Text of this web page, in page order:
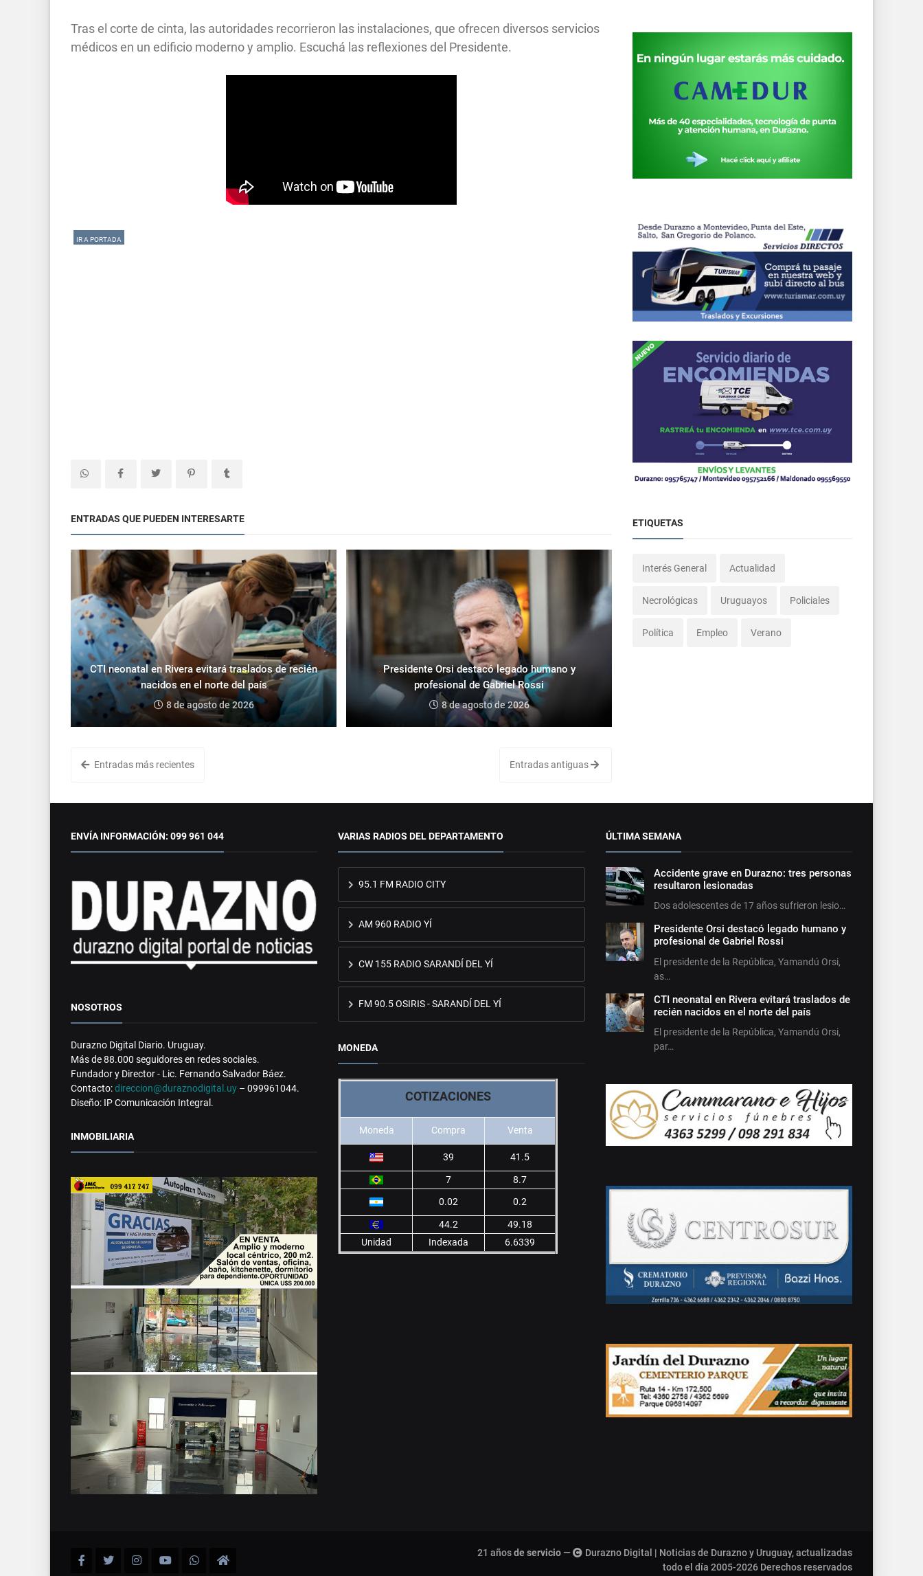
Tras el corte de cinta, las autoridades recorrieron las instalaciones, que ofrecen diversos servicios
médicos en un edificio moderno y amplio. Escuchá las reflexiones del Presidente.
IR A PORTADA
ENTRADAS QUE PUEDEN INTERESARTE
CTI neonatal en Rivera evitará traslados de recién
nacidos en el norte del país
8 de agosto de 2026
Presidente Orsi destacó legado humano y
profesional de Gabriel Rossi
8 de agosto de 2026
Entradas más recientes Entradas antiguas
ETIQUETAS
Interés General Actualidad
Necrológicas Uruguayos Policiales
Política Empleo Verano
ENVÍA INFORMACIÓN: 099 961 044
NOSOTROS
Durazno Digital Diario. Uruguay.
Más de 88.000 seguidores en redes sociales.
Fundador y Director - Lic. Fernando Salvador Báez.
Contacto:direccion@duraznodigital.uy – 099961044.
Diseño: IP Comunicación Integral.
INMOBILIARIA
VARIAS RADIOS DEL DEPARTAMENTO
95.1 FM RADIO CITY
AM 960 RADIO YÍ
CW 155 RADIO SARANDÍ DEL YÍ
FM 90.5 OSIRIS - SARANDÍ DEL YÍ
MONEDA
COTIZACIONES
Moneda Compra Venta
39 41.5
7
8.7
0.02
0.2
44.2
49.18
Unidad
Indexada 6.6339
ÚLTIMA SEMANA
Accidente grave en Durazno: tres personas
resultaron lesionadas
Dos adolescentes de 17 años sufrieron lesio…
Presidente Orsi destacó legado humano y
profesional de Gabriel Rossi
El presidente de la República, Yamandú Orsi,
as…
CTI neonatal en Rivera evitará traslados de
recién nacidos en el norte del país
El presidente de la República, Yamandú Orsi,
par…
21 añosde servicio —
Durazno Digital | Noticias de Durazno y Uruguay, actualizadas
todo el día 2005-2026 Derechos reservados